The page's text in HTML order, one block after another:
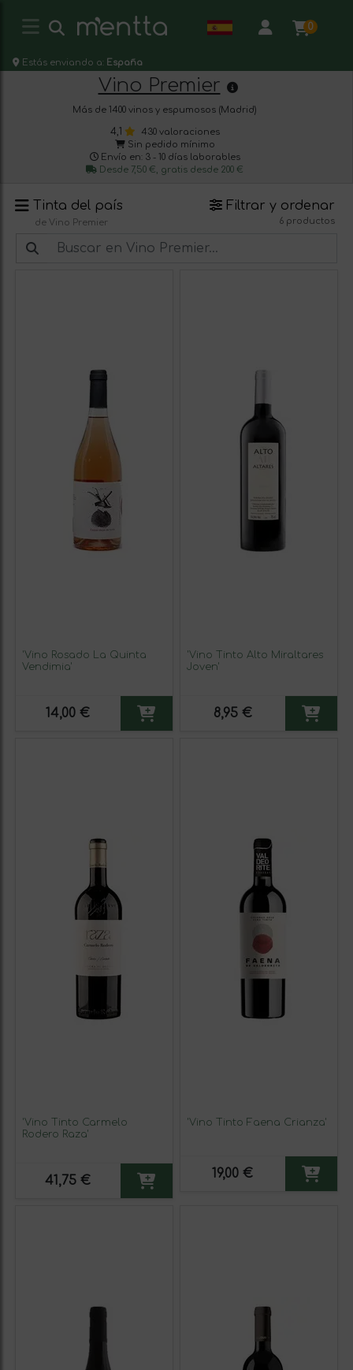
0
Estás enviando a: España
Vino Premier
Más de 1400 vinos y espumosos (Madrid)
4,1
430 valoraciones
Sin pedido mínimo
Envío en: 3 - 10 días laborables
Desde 7,50 €, gratis desde 200 €
Tinta del país
de Vino Premier
Filtrar y ordenar
6 productos
'Vino Rosado La Quinta
Vendimia'
14,00 €
'Vino Tinto Alto Miraltares
Joven'
8,95 €
'Vino Tinto Carmelo
Rodero Raza'
41,75 €
'Vino Tinto Faena Crianza'
19,00 €